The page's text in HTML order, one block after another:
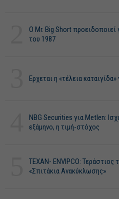
O Mr. Big Short προειδοποιεί
του 1987
Ερχεται η «τέλεια
NBG Securities για Metlen:
εξάμηνο, η τιμή-στόχος
ΤΕΧΑΝ- ENVIPCO: Τεράστιος
«Σπιτάκια Ανακύκλωσης»